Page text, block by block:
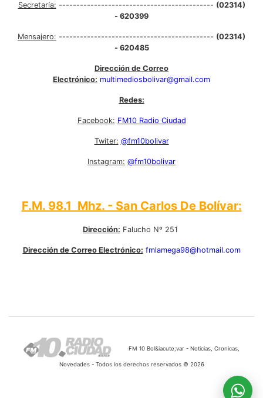
Secretaría: -------------------------------------------- (02314)
- 620399
Mensajero: -------------------------------------------- (02314)
- 620485
Dirección de Correo
Electrónico: multimediosbolivar@gmail.com
Redes:
Facebook: FM10 Radio Ciudad
Twiter: @fm10bolivar
Instagram: @fm10bolivar
F.M. 98.1 Mhz. - San Carlos De Bolívar:
Dirección: Falucho Nº 251
Dirección de Correo Electrónico: fmlamega98@hotmail.com
FM 10 Bol&iacute;var - Noticias, Cronicas,
Novedades - Todos los derechos reservados © 2026